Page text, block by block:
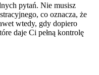
pytań. Nie musisz
co oznacza, że
wtedy, gdy dopiero
daje Ci pełną kontrolę